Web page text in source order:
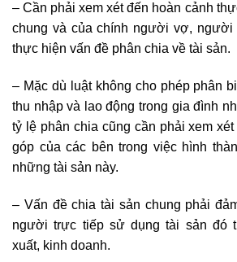
– Cần phải xem xét đến hoàn cảnh
chung và của chính người vợ, người
thực hiện vấn đề phân chia về tài sản.
– Mặc dù luật không cho phép phân
thu nhập và lao động trong gia đình
tỷ lệ phân chia cũng cần phải xem
góp của các bên trong việc hình
những tài sản này.
– Vấn đề chia tài sản chung phải
người trực tiếp sử dụng tài sản đó
xuất, kinh doanh.